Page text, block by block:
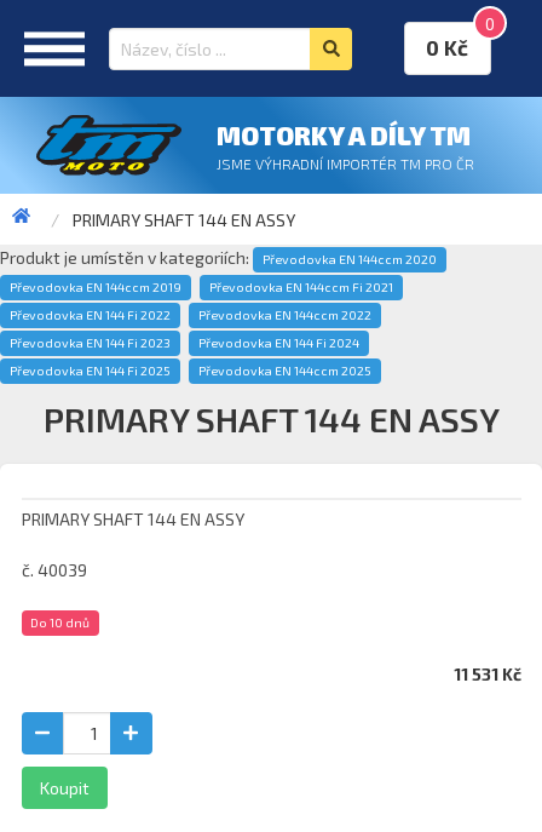
0
0 Kč
MOTORKY A DÍLY TM
JSME VÝHRADNÍ IMPORTÉR TM PRO ČR
PRIMARY SHAFT 144 EN ASSY
Produkt je umístěn v kategoriích:
Převodovka EN 144ccm 2020
Převodovka EN 144ccm 2019
Převodovka EN 144ccm Fi 2021
Převodovka EN 144 Fi 2022
Převodovka EN 144ccm 2022
Převodovka EN 144 Fi 2023
Převodovka EN 144 Fi 2024
Převodovka EN 144 Fi 2025
Převodovka EN 144ccm 2025
PRIMARY SHAFT 144 EN ASSY
PRIMARY SHAFT 144 EN ASSY
č. 40039
Do 10 dnů
11 531 Kč
Koupit